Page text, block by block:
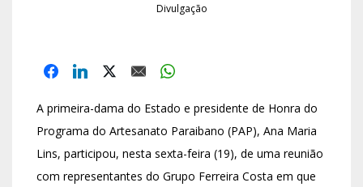
Divulgação
A primeira-dama do Estado e presidente de Honra do
Programa do Artesanato Paraibano (PAP), Ana Maria
Lins, participou, nesta sexta-feira (19), de uma reunião
com representantes do Grupo Ferreira Costa em que